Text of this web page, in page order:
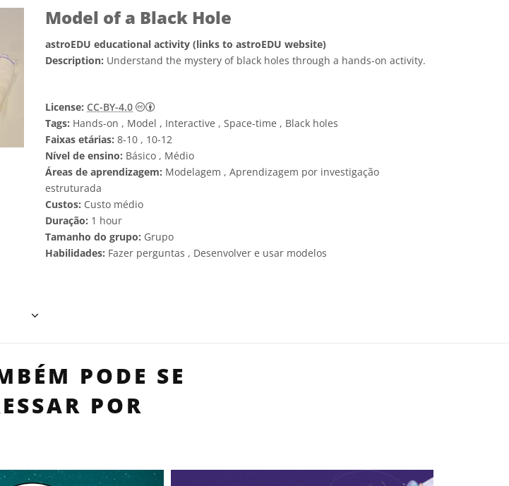
Model of a Black Hole
astroEDU educational activity (links to astroEDU website)
Description: Understand the mystery of black holes through a hands-on activity.
License: CC-BY-4.0
Creative Commons Attribution 4.0 International (CC BY 4.0) ícones
Tags: Hands-on , Model , Interactive , Space-time , Black holes
Faixas etárias: 8-10 , 10-12
Nível de ensino: Básico , Médio
Áreas de aprendizagem: Modelagem , Aprendizagem por investigação
estruturada
Custos: Custo médio
Duração: 1 hour
Tamanho do grupo: Grupo
Habilidades: Fazer perguntas , Desenvolver e usar modelos
PODE SE
POR